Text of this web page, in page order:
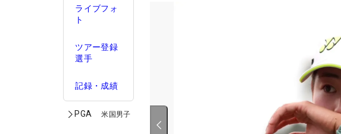
ライブフォ
ト
ツアー登録
選手
記録・成績
PGA 米国男子